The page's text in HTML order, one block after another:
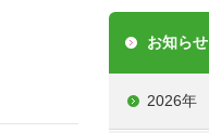
お知らせ
2026年